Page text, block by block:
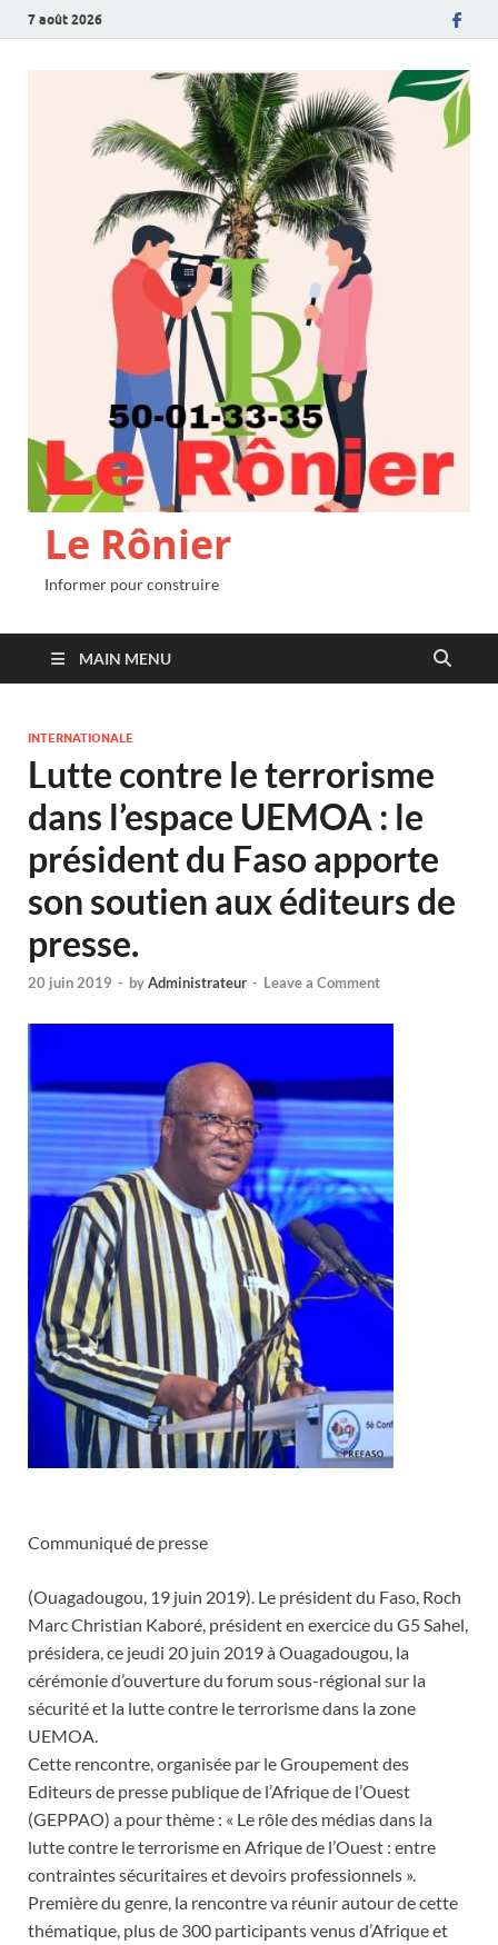
7 août 2026
Le Rônier
Informer pour construire
MAIN MENU
INTERNATIONALE
Lutte contre le terrorisme
dans l’espace UEMOA : le
président du Faso apporte
son soutien aux éditeurs de
presse.
20 juin 2019 - byAdministrateur - Leave a Comment
Communiqué de presse
(Ouagadougou, 19 juin 2019). Le président du Faso, Roch
Marc Christian Kaboré, président en exercice du G5 Sahel,
présidera, ce jeudi 20 juin 2019 à Ouagadougou, la
cérémonie d’ouverture du forum sous-régional sur la
sécurité et la lutte contre le terrorisme dans la zone
UEMOA.
Cette rencontre, organisée par le Groupement des
Editeurs de presse publique de l’Afrique de l’Ouest
(GEPPAO) a pour thème : « Le rôle des médias dans la
lutte contre le terrorisme en Afrique de l’Ouest : entre
contraintes sécuritaires et devoirs professionnels ».
Première du genre, la rencontre va réunir autour de cette
thématique, plus de 300 participants venus d’Afrique et